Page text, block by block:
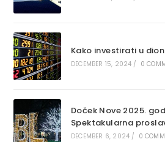
Kako investirati u
DECEMBER 15, 2024 / 0
Doček Nove 2025.
Spektakularna
DECEMBER 6, 2024 / 0